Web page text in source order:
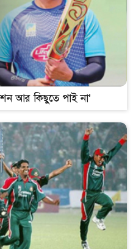
আর কিছুতে পাই না’